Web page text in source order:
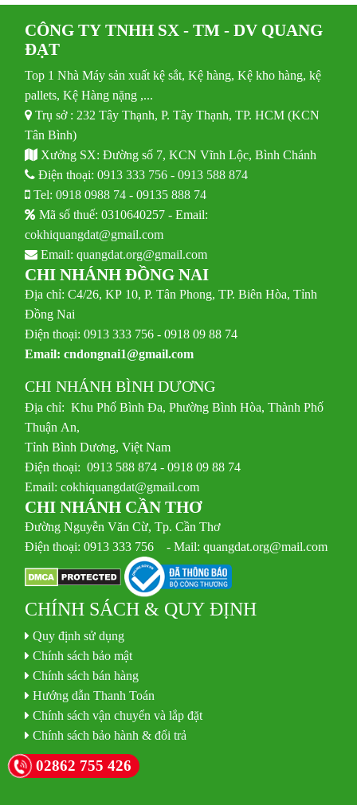
CÔNG TY TNHH SX - TM - DV QUANG
ĐẠT
Top 1 Nhà Máy sản xuất kệ sắt, Kệ hàng, Kệ kho hàng, kệ
pallets, Kệ Hàng nặng ,...
Trụ sở : 232 Tây Thạnh, P. Tây Thạnh, TP. HCM (KCN
Tân Bình)
Xưởng SX: Đường số 7, KCN Vĩnh Lộc, Bình Chánh
Điện thoại:0913 333 756 -0913 588 874
Tel:0918 0988 74 -09135 888 74
Mã số thuế: 0310640257 - Email:
cokhiquangdat@gmail.com
Email:quangdat.org@gmail.com
CHI NHÁNH ĐỒNG NAI
Địa chỉ: C4/26, KP 10, P. Tân Phong, TP. Biên Hòa, Tỉnh
Đồng Nai
Điện thoại: 0913 333 756 - 0918 09 88 74
Email:cndongnai1@gmail.com
CHI NHÁNH BÌNH DƯƠNG
Địa chỉ: Khu Phố Bình Đa, Phường Bình Hòa, Thành Phố
Thuận An,
Tỉnh Bình Dương, Việt Nam
Điện thoại: 0913 588 874 - 0918 09 88 74
Email:cokhiquangdat@gmail.com
CHI NHÁNH CẦN THƠ
Đường Nguyễn Văn Cừ, Tp. Cần Thơ
Điện thoại: 0913 333 756 - Mail: quangdat.org@mail.com
CHÍNH SÁCH & QUY ĐỊNH
Quy định sử dụng
Chính sách bảo mật
Chính sách bán hàng
Hướng dẫn Thanh Toán
Chính sách vận chuyển và lắp đặt
Chính sách bảo hành & đổi trả
02862 755 426